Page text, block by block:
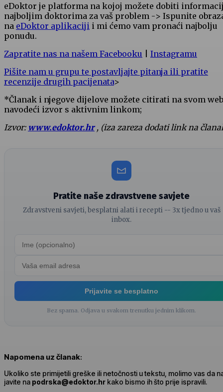
eDoktor je platforma na kojoj možete dobiti
najboljim doktorima za vaš problem -> Ispunite
na eDoktor aplikaciji i mi ćemo vam pronaći najbolju
ponudu.
Zapratite nas na našem Facebooku
Instagramu
Pišite nam u grupu te postavljajte pitanja ili pratite
recenzije drugih pacijenata>
*Članak i njegove dijelove možete citirati na svom
navodeći izvor s aktivnim linkom;
Izvor: www.edoktor.hr, (iza zareza dodati link na
Pratite naše zdravstvene savjete
Zdravstveni savjeti, besplatni alati i recepti -- 3x tjedno u vaš
inbox.
Prijavite se besplatno
Bez spama. Odjava u svakom trenutku jednim klikom.
Napomena uz članak:
Ukoliko ste primijetili greške ili netočnosti u tekstu, molimo vas da
javite na podrska@edoktor.hr kako bismo ih što prije ispravili.